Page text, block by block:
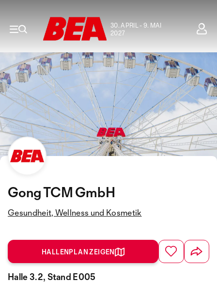
30. APRIL - 9. MAI
2027
Gong TCM GmbH
Gesundheit, Wellness und Kosmetik
HALLENPLAN ZEIGEN
Halle 3.2, Stand E005